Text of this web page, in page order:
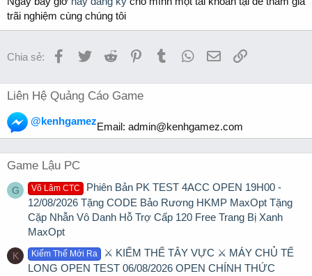
trãi nghiệm cùng chúng tôi
Chia sẻ: Facebook
TwitterReddit PinterestTumblrWhatsApp
EmailLink
Liên Hệ Quảng Cáo Game
@kenhgamezEmail: admin@kenhgamez.com
Game Lậu PC
G Võ Lâm CTC
Phiên Bản PK TEST 4ACC OPEN 19H00 -
12/08/2026 Tặng CODE Bảo Rương HKMP MaxOpt Tặng
Cặp Nhẫn Vô Danh Hỗ Trợ Cấp 120 Free Trang Bị Xanh
MaxOpt
K Kiếm Thế Mới Ra
⚔️ KIẾM THẾ TÂY VỰC ⚔️ MÁY CHỦ TẾ
LONG OPEN TEST 06/08/2026 OPEN CHÍNH THỨC